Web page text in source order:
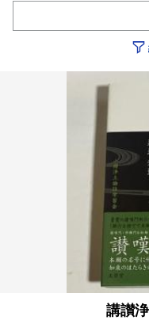
講讃